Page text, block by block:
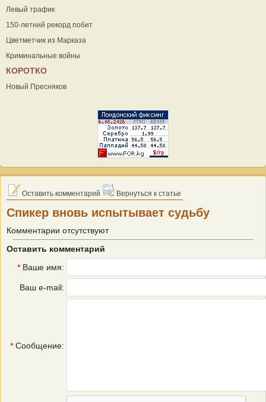
Левый трафик
150-летний рекорд побит
Цветметчик из Марказа
Криминальные войны
КОРОТКО
Новый Пресняков
Оставить комментарий Вернуться к статье
Спикер вновь испытывает судьбу
Комментарии отсутствуют
Оставить комментарий
* Ваше имя:
Ваш e-mail:
* Сообщение: